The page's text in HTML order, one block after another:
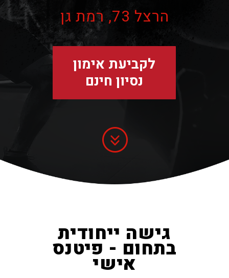
לקביעת אימון
נסיון חינם
גישה ייחודית
בתחום - פיטנס
אישי
הרצל 73, רמת גן